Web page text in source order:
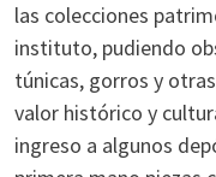
las colecciones
instituto, pudiendo
túnicas, gorros y
valor histórico y
ingreso a algunos